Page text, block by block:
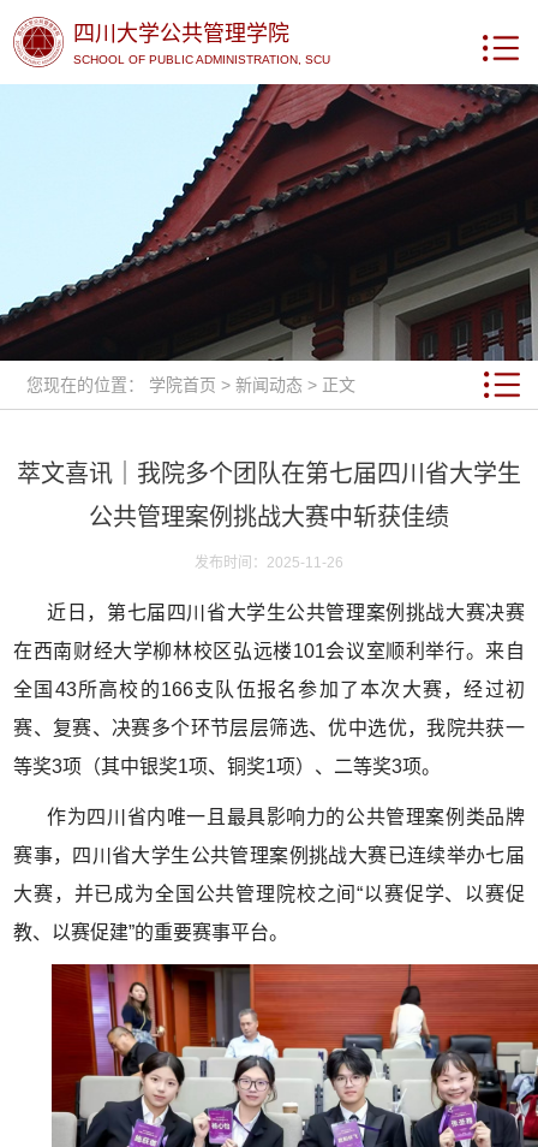
四川大学公共管理学院
SCHOOL OF PUBLIC ADMINISTRATION, SCU
您现在的位置： 学院首页 >新闻动态 > 正文
萃文喜讯｜我院多个团队在第七届四川省大学生
公共管理案例挑战大赛中斩获佳绩
发布时间：2025-11-26
近日，第七届四川省大学生公共管理案例挑战大赛决赛
在西南财经大学柳林校区弘远楼101会议室顺利举行。来自
全国43所高校的166支队伍报名参加了本次大赛，经过初
赛、复赛、决赛多个环节层层筛选、优中选优，我院共获一
等奖3项（其中银奖1项、铜奖1项）、二等奖3项。
作为四川省内唯一且最具影响力的公共管理案例类品牌
赛事，四川省大学生公共管理案例挑战大赛已连续举办七届
大赛，并已成为全国公共管理院校之间“以赛促学、以赛促
教、以赛促建”的重要赛事平台。